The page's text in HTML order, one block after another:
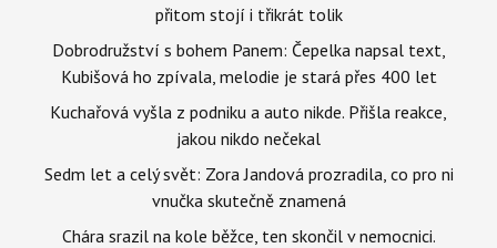
přitom stojí i třikrát tolik
Dobrodružství s bohem Panem: Čepelka napsal text,
Kubišová ho zpívala, melodie je stará přes 400 let
Kuchařová vyšla z podniku a auto nikde. Přišla reakce,
jakou nikdo nečekal
Sedm let a celý svět: Zora Jandová prozradila, co pro ni
vnučka skutečně znamená
Chára srazil na kole běžce, ten skončil v nemocnici.